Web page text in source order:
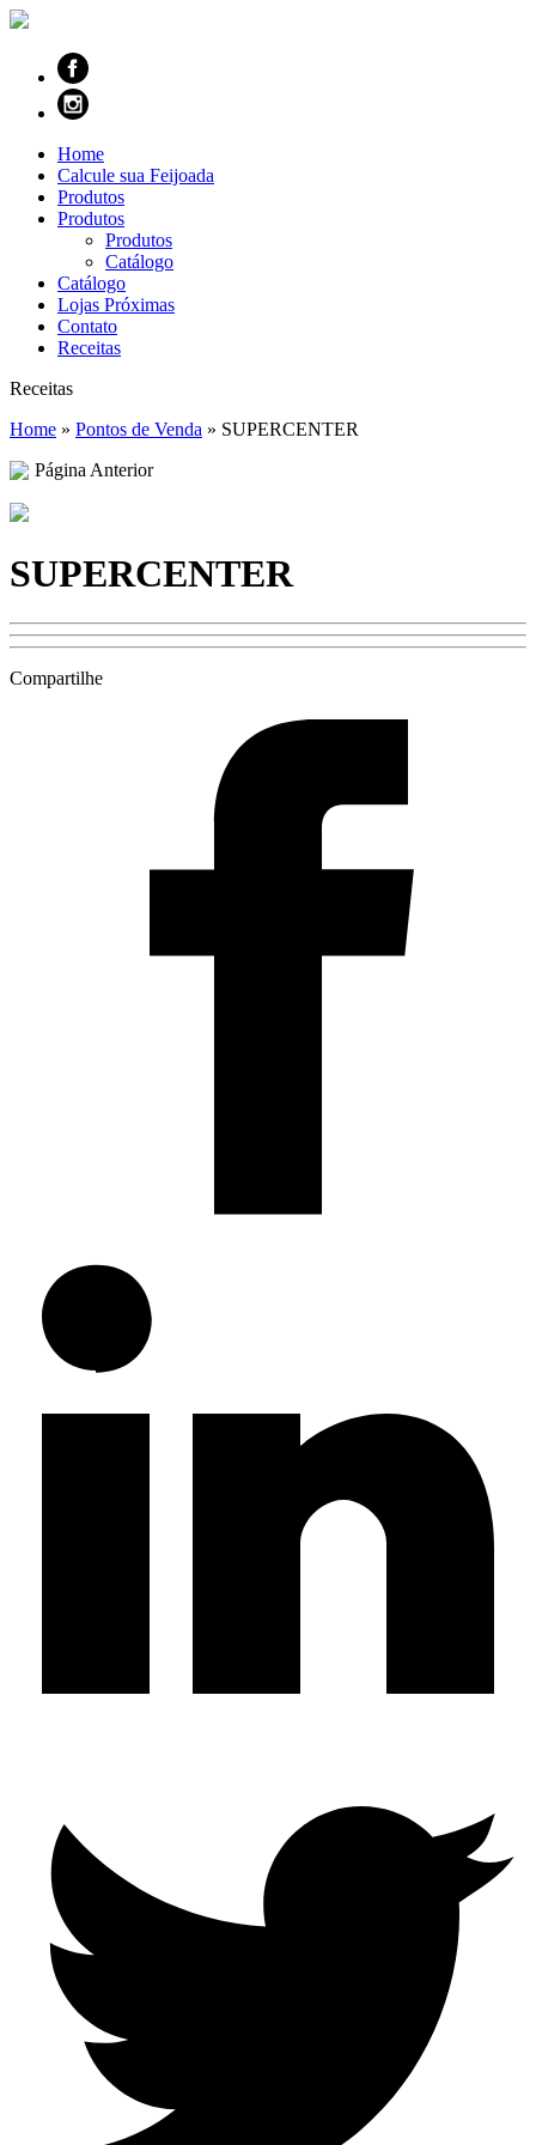
Home
Calcule sua Feijoada
Produtos
Produtos
Produtos
Catálogo
Catálogo
Lojas Próximas
Contato
Receitas
Receitas
Home » Pontos de Venda » SUPERCENTER
Página Anterior
SUPERCENTER
Compartilhe